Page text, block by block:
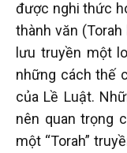
được nghi thức
thành văn
lưu truyền một
những cách thế
của Lề Luật.
nên quan trọng
một “Torah”